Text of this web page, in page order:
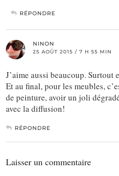
RÉPONDRE
NINON
25 AOÛT 2015 / 7 H 55 MIN
J’aime aussi beaucoup. Surtout
Et au final, pour les meubles,
de peinture, avoir un joli
avec la diffusion!
RÉPONDRE
Laisser un commentaire